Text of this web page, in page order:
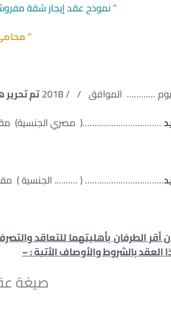
” نموذج عقد إيجار شقة
”
………… الموافق / / 2018
تم
……………………………( مصري الجنسية)
…………………………… ( ………. الجنسية )
أقر الطرفان بأهليتهما للتعاقد
العقد بالشروط والأوصاف الأتية : –
صيغة